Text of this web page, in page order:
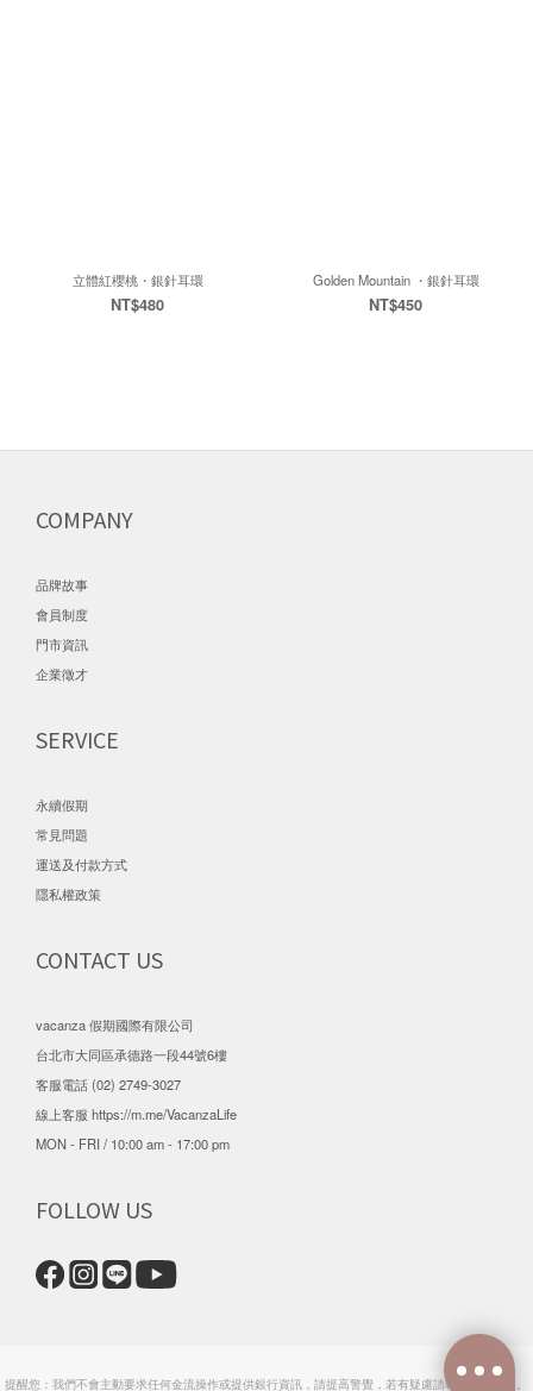
立體紅櫻桃・銀針耳環
NT$480
Golden Mountain ・銀針耳環
NT$450
COMPANY
品牌故事
會員制度
門市資訊
企業徵才
SERVICE
永續假期
常見問題
運送及付款方式
隱私權政策
CONTACT US
vacanza 假期國際有限公司
台北市大同區承德路一段44號6樓
客服電話 (02) 2749-3027
線上客服 https://m.me/VacanzaLife
MON - FRI / 10:00 am - 17:00 pm
FOLLOW US
提醒您：我們不會主動要求任何金流操作或提供銀行資訊，請提高警覺，若有疑慮請聯繫官方客服。